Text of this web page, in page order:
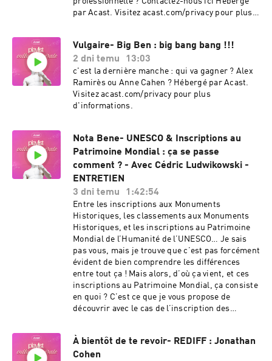
Ange, mais aussi sa série de sculptures « Les
prisonniers », ainsi que le plus méconnu Musée
contemporain Duccio Maria Gambi qui travaille
le béton.La région italienne de la Versilia, dans
le nord-ouest de la Toscane, qui abrite des
trésors tels que les villes de Forte dei Marmi,
Pietrasanta ou encore Carrare.Le film « La
Grande Bellezza » de Paolo Sorrentino (2013).La
« 1000 jours à Venise » (2002), « 1000 jours en
Toscane » (2004), et « Un palais à Orvieto »
(2013).Conçu, réalisé et présenté par Claire
PlantinetMontage Générique : François
PraudMixage épisode : Alice Krief - Les belles
fréquencesMusique : Happy Clapping Cinematic
Score / PaBlikMM / Envato ElementsCréation
visuelle : Thomas JouffritPortrait Alice Cheron :
© Alex Dani Retrouvez allora sur Instagram
@allora.lepodcast ! Hébergé par Acast. Visitez
acast.com/privacy pour plus d'informations.
par Acast. Visitez acast.com/privacy pour plus
Vulgaire- Big Ben : big bang bang !!!
2 dni temu
13:03
c'est la dernière manche : qui va gagner ? Alex
Ramirès ou Anne Cahen ? Hébergé par Acast.
Visitez acast.com/privacy pour plus
d'informations.
Nota Bene- UNESCO & Inscriptions au
Patrimoine Mondial : ça se passe
comment ? - Avec Cédric Ludwikowski -
ENTRETIEN
3 dni temu
1:42:54
Entre les inscriptions aux Monuments
Historiques, les classements aux Monuments
Historiques, et les inscriptions au Patrimoine
Mondial de l’Humanité de l’UNESCO… Je sais
pas vous, mais je trouve que c’est pas forcément
évident de bien comprendre les différences
entre tout ça ! Mais alors, d’où ça vient, et ces
inscriptions au Patrimoine Mondial, ça consiste
en quoi ? C’est ce que je vous propose de
découvrir avec le cas de l’inscription des
entretien historique Cédric Ludwikowski, qui
est spécialiste de ces beffrois et de leur histoire
À bientôt de te revoir- REDIFF : Jonathan
Cohen